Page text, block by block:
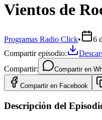
Vientos de
Programas Radio Click• 6
Compartir episodio:
Compartir:
Compartir en
Compartir en Facebook
Descripción del